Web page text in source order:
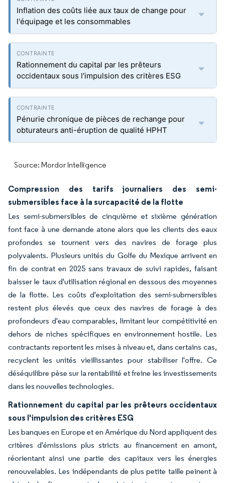
Inflation des coûts liée aux taux de change pour
l'équipage et les consommables
Rationnement du capital par les prêteurs
occidentaux sous l'impulsion des critères ESG
Pénurie chronique de pièces de rechange pour
obturateurs anti-éruption de qualité HPHT
Source: Mordor Intelligence
Compression des tarifs journaliers des semi-
submersibles face à la surcapacité de la flotte
Les semi-submersibles de cinquième et sixième génération
font face à une demande atone alors que les clients des eaux
profondes se tournent vers des navires de forage plus
polyvalents. Plusieurs unités du Golfe du Mexique arrivent en
fin de contrat en 2025 sans travaux de suivi rapides, faisant
baisser le taux d'utilisation régional en dessous des moyennes
de la flotte. Les coûts d'exploitation des semi-submersibles
restent plus élevés que ceux des navires de forage à des
profondeurs d'eau comparables, limitant leur compétitivité en
dehors de niches spécifiques en environnement hostile. Les
contractants reportent les mises à niveau et, dans certains cas,
recyclent les unités vieillissantes pour stabiliser l'offre. Ce
déséquilibre pèse sur la rentabilité et freine les investissements
dans les nouvelles technologies.
Rationnement du capital par les prêteurs occidentaux
sous l'impulsion des critères ESG
Les banques en Europe et en Amérique du Nord appliquent des
critères d'émissions plus stricts au financement en amont,
réorientant ainsi une partie des capitaux vers les énergies
renouvelables. Les indépendants de plus petite taille peinent à